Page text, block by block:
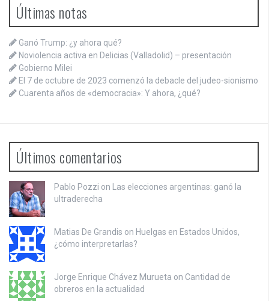
Últimas notas
Ganó Trump: ¿y ahora qué?
Noviolencia activa en Delicias (Valladolid) – presentación
Gobierno Milei
El 7 de octubre de 2023 comenzó la debacle del judeo-sionismo
Cuarenta años de «democracia»: Y ahora, ¿qué?
Últimos comentarios
Pablo Pozzi on Las elecciones argentinas: ganó la
ultraderecha
Matias De Grandis on Huelgas en Estados Unidos,
¿cómo interpretarlas?
Jorge Enrique Chávez Murueta on Cantidad de
obreros en la actualidad